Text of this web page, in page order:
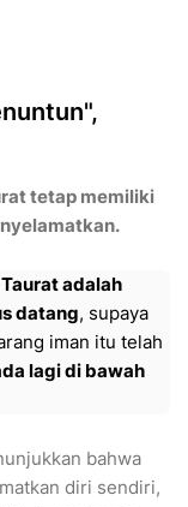
tetap memiliki
adalah
datang, supaya
iman itu telah
lagi di bawah
bahwa
diri sendiri,